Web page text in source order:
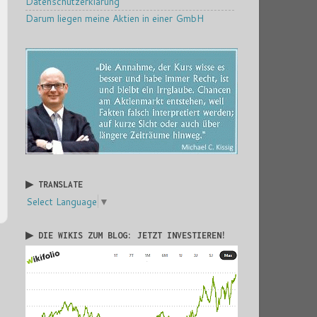
Darum liegen meine Aktien in einer GmbH
▶ TRANSLATE
Select Language ▼
▶ DIE WIKIS ZUM BLOG: JETZT INVESTIEREN!